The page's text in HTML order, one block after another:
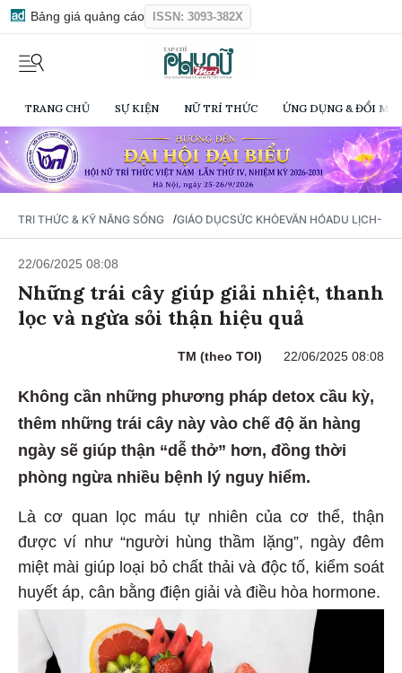
Bảng giá quảng cáo ISSN: 3093-382X
TRANG CHỦ SỰ KIỆN NỮ TRÍ THỨC ỨNG DỤNG & ĐỔI
TRI THỨC & KỸ NĂNG SỐNG /GIÁO DỤCSỨC KHỎEVĂN HÓADU LỊCH-
22/06/2025 08:08
Những trái cây giúp giải nhiệt, thanh
lọc và ngừa sỏi thận hiệu quả
TM (theo TOI) 22/06/2025 08:08
Không cần những phương pháp detox cầu kỳ,
thêm những trái cây này vào chế độ ăn hàng
ngày sẽ giúp thận “dễ thở” hơn, đồng thời
phòng ngừa nhiều bệnh lý nguy hiểm.
Là cơ quan lọc máu tự nhiên của cơ thể, thận
được ví như “người hùng thầm lặng”, ngày đêm
miệt mài giúp loại bỏ chất thải và độc tố, kiểm soát
huyết áp, cân bằng điện giải và điều hòa hormone.